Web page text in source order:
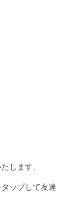
します。
ップして友達